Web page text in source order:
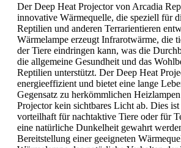
Der Deep Heat Projector von Arcadia
innovative Wärmequelle, die speziell für
Reptilien und anderen Terrarientieren
Wärmelampe erzeugt Infrarotwärme, die
der Tiere eindringen kann, was die
die allgemeine Gesundheit und das
Reptilien unterstützt. Der Deep Heat
energieeffizient und bietet eine lange
Gegensatz zu herkömmlichen
Projector kein sichtbares Licht ab. Dies ist
vorteilhaft für nachtaktive Tiere oder für
eine natürliche Dunkelheit gewahrt
Bereitstellung einer geeigneten